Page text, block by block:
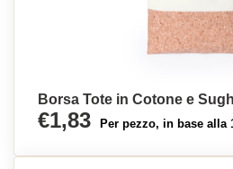
Borsa Tote in Cotone e
€1,83 Per pezzo, in base alla